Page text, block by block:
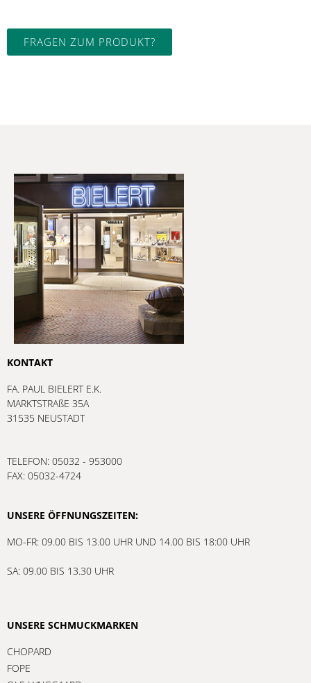
FRAGEN ZUM PRODUKT?
KONTAKT
FA. PAUL BIELERT E.K.
MARKTSTRAßE 35A
31535 NEUSTADT
TELEFON: 05032 - 953000
FAX: 05032-4724
UNSERE ÖFFNUNGSZEITEN:
MO-FR: 09.00 BIS 13.00 UHR UND 14.00 BIS 18:00 UHR
SA: 09.00 BIS 13.30 UHR
UNSERE SCHMUCKMARKEN
CHOPARD
FOPE